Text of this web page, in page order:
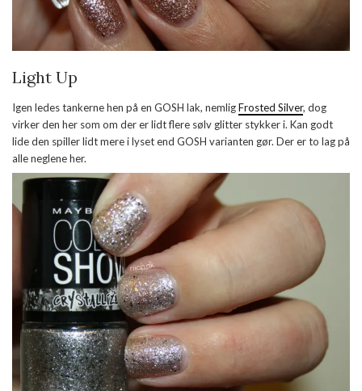
Light Up
Igen ledes tankerne hen på en GOSH lak, nemligFrosted Silver, dog
virker den her som om der er lidt flere sølv glitter stykker i. Kan godt
lide den spiller lidt mere i lyset end GOSH varianten gør. Der er to lag på
alle neglene her.